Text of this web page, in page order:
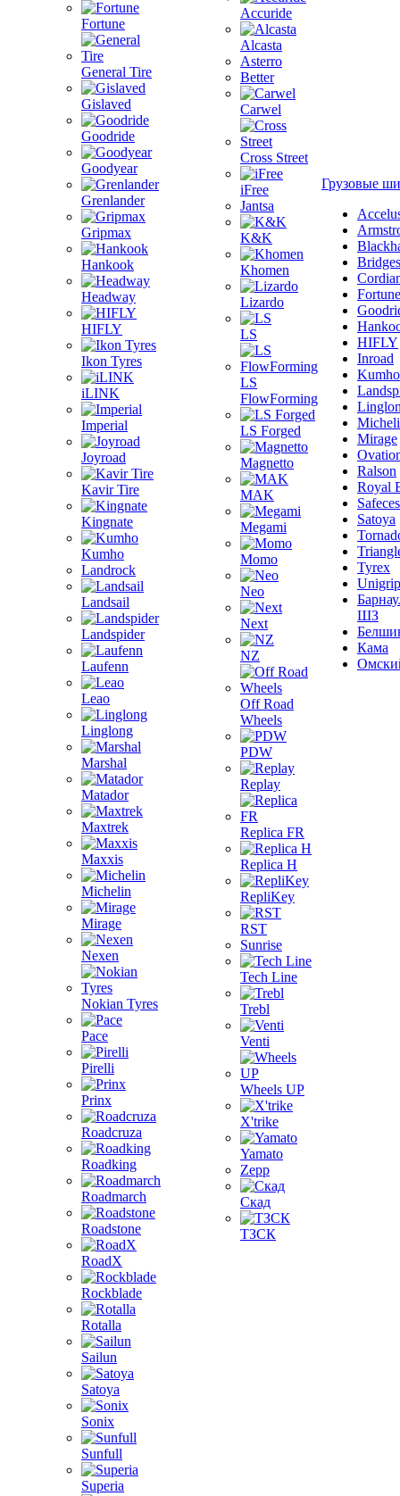
Fortune
General Tire
Gislaved
Goodride
Goodyear
Grenlander
Gripmax
Hankook
Headway
HIFLY
Ikon Tyres
iLINK
Imperial
Joyroad
Kavir Tire
Kingnate
Kumho
Landrock
Landsail
Landspider
Laufenn
Leao
Linglong
Marshal
Matador
Maxtrek
Maxxis
Michelin
Mirage
Nexen
Nokian Tyres
Pace
Pirelli
Prinx
Roadcruza
Roadking
Roadmarch
Roadstone
RoadX
Rockblade
Rotalla
Sailun
Satoya
Sonix
Sunfull
Superia
Accuride
Alcasta
Asterro
Better
Carwel
Cross Street
iFree
Jantsa
K&K
Khomen
Lizardo
LS
LS
FlowForming
LS Forged
Magnetto
MAK
Megami
Momo
Neo
Next
NZ
Off Road
Wheels
PDW
Replay
Replica FR
Replica H
RepliKey
RST
Sunrise
Tech Line
Trebl
Venti
Wheels UP
X'trike
Yamato
Zepp
Скад
ТЗСК
Грузовые
Fortune
HIFLY
Inroad
Kumho
Mirage
Ralson
Royal
Satoya
Tyrex
Unigrip
ШЗ
Кама